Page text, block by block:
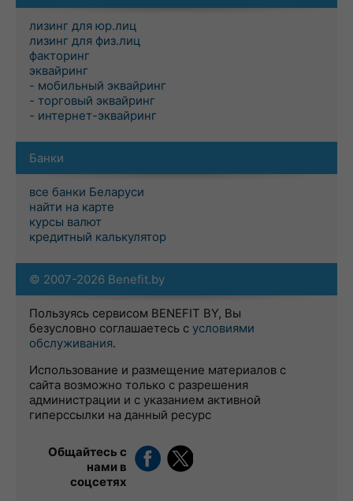
лизинг для юр.лиц
лизинг для физ.лиц
факторинг
эквайринг
- мобильный эквайринг
- торговый эквайринг
- интернет-эквайринг
Банки
все банки Беларуси
найти на карте
курсы валют
кредитный калькулятор
© 2007-2026 Benefit.by
Пользуясь сервисом BENEFIT BY, Вы
безусловно соглашаетесь с условиями
обслуживания.
Использование и размещение материалов с
сайта возможно только с разрешения
администрации и с указанием активной
гиперссылки на данный ресурс
Общайтесь с
нами в
соцсетях